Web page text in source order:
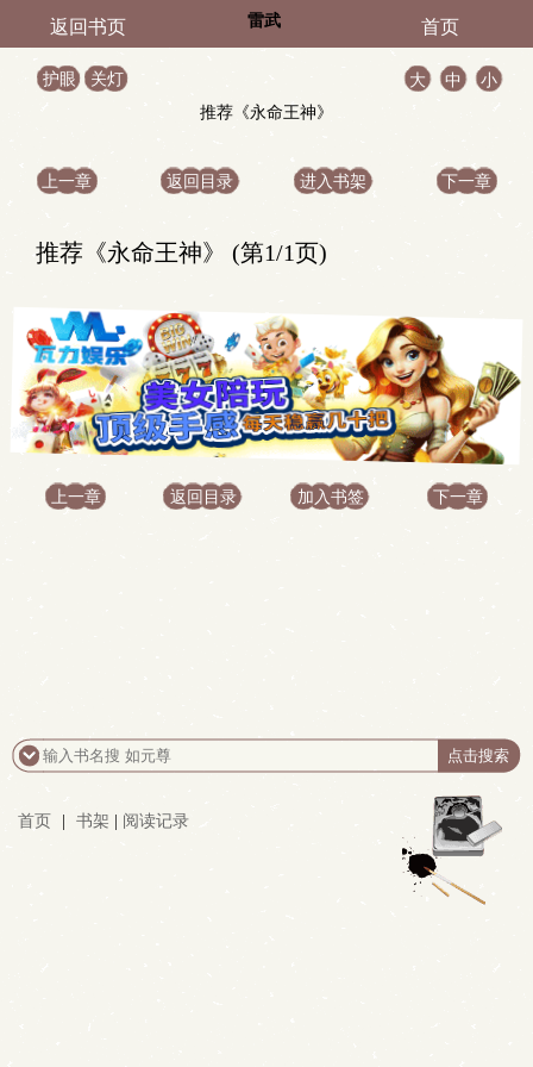
返回书页 雷武 首页
护眼 关灯 大 中
小
推荐《永命王神》
上一章 返回目录 进入书架 下一章
推荐《永命王神》 (第1/1页)
上一章 返回目录 加入书签 下一章
首页 书架 阅读记录